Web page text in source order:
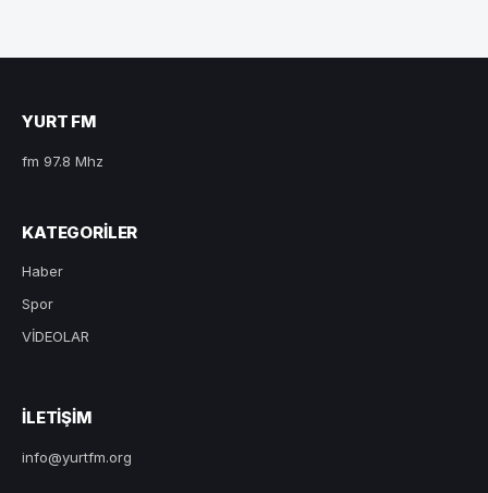
YURT FM
fm 97.8 Mhz
KATEGORILER
Haber
Spor
VİDEOLAR
ILETIŞIM
info@yurtfm.org